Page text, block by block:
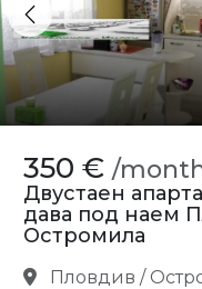
Previous
350 € /
Двустаен
дава под наем
Остромила
Пловдив /